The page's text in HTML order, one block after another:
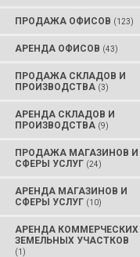
ПРОДАЖА ОФИСОВ (123)
АРЕНДА ОФИСОВ (43)
ПРОДАЖА СКЛАДОВ И
ПРОИЗВОДСТВА (3)
АРЕНДА СКЛАДОВ И
ПРОИЗВОДСТВА (9)
ПРОДАЖА МАГАЗИНОВ И
СФЕРЫ УСЛУГ (24)
АРЕНДА МАГАЗИНОВ И
СФЕРЫ УСЛУГ (10)
АРЕНДА КОММЕРЧЕСКИХ
ЗЕМЕЛЬНЫХ УЧАСТКОВ
(1)